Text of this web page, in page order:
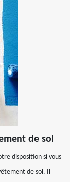
de sol
disposition si vous
de sol. Il